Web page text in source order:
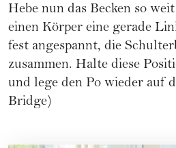
Hebe nun das Becken so
einen Körper eine gerade
fest angespannt, die
zusammen. Halte diese
und lege den Po wieder auf
Bridge)